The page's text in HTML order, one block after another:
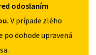
odoslaním
V prípade zlého
po dohode upravená